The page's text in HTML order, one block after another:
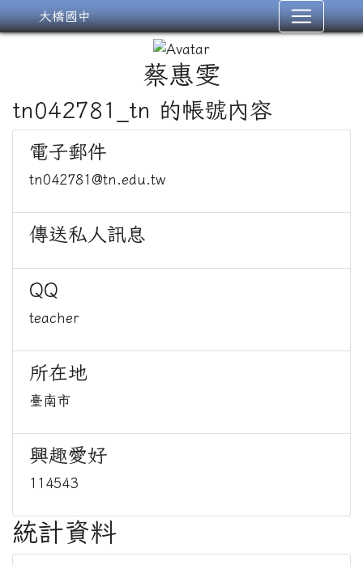
大橋國中
蔡惠雯
tn042781_tn 的帳號內容
電子郵件
tn042781@tn.edu.tw
傳送私人訊息
QQ
teacher
所在地
臺南市
興趣愛好
114543
統計資料